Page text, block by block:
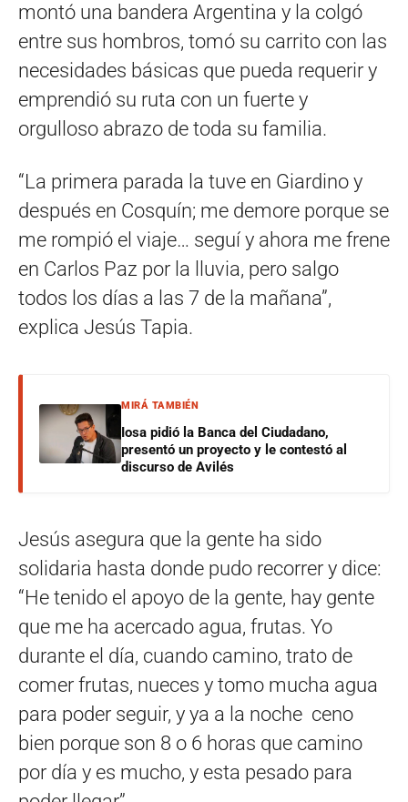
montó una bandera Argentina y la colgó
entre sus hombros, tomó su carrito con las
necesidades básicas que pueda requerir y
emprendió su ruta con un fuerte y
orgulloso abrazo de toda su familia.
“La primera parada la tuve en Giardino y
después en Cosquín; me demore porque se
me rompió el viaje… seguí y ahora me frene
en Carlos Paz por la lluvia, pero salgo
todos los días a las 7 de la mañana”,
explica Jesús Tapia.
MIRÁ TAMBIÉN
Iosa pidió la Banca del Ciudadano,
presentó un proyecto y le contestó al
discurso de Avilés
Jesús asegura que la gente ha sido
solidaria hasta donde pudo recorrer y dice:
“He tenido el apoyo de la gente, hay gente
que me ha acercado agua, frutas. Yo
durante el día, cuando camino, trato de
comer frutas, nueces y tomo mucha agua
para poder seguir, y ya a la noche ceno
bien porque son 8 o 6 horas que camino
por día y es mucho, y esta pesado para